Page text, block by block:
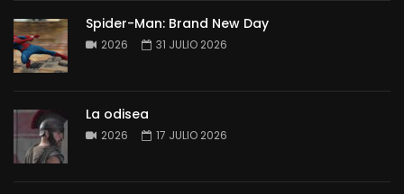
Spider-Man: Brand New Day
2026 31 JULIO 2026
La odisea
2026 17 JULIO 2026